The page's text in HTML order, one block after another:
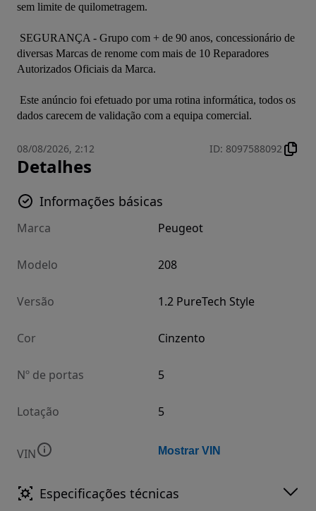
sem limite de quilometragem.
diversas Marcas de renome com mais de 10 Reparadores
Autorizados Oficiais da Marca.
dados carecem de validação com a equipa comercial.
08/08/2026, 2:12 ID: 8097588092
Detalhes
Informações básicas
Marca Peugeot
Modelo 208
Versão 1.2 PureTech Style
Cor Cinzento
Nº de portas 5
Lotação 5
VIN Mostrar VIN
Especificações técnicas